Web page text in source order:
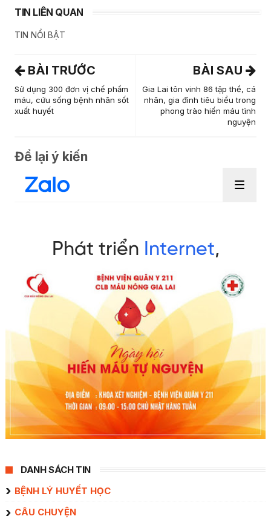
TIN LIÊN QUAN
TIN NỔI BẬT
BÀI SAU
Gia Lai tôn vinh 86 tập thể, cá
nhân, gia đình tiêu biểu trong
phong trào hiến máu tình
nguyện
BÀI TRƯỚC
Sử dụng 300 đơn vị chế phẩm
máu, cứu sống bệnh nhân sốt
xuất huyết
Để lại ý kiến
DANH SÁCH TIN
BỆNH LÝ HUYẾT HỌC
CÂU CHUYỆN